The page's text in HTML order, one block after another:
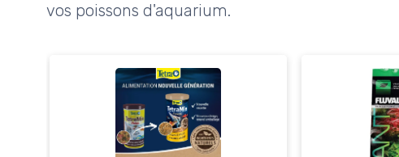
vos poissons d'aquarium.